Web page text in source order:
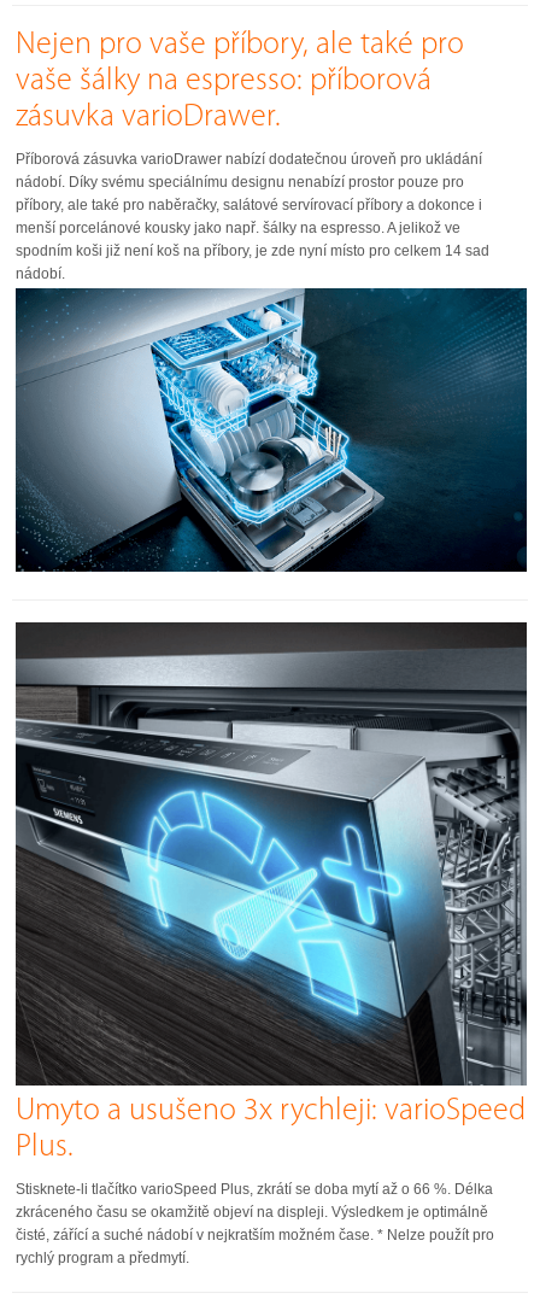
Nejen pro vaše příbory, ale také pro
vaše šálky na espresso: příborová
zásuvka varioDrawer.
Příborová zásuvka varioDrawer nabízí dodatečnou úroveň pro ukládání
nádobí. Díky svému speciálnímu designu nenabízí prostor pouze pro
příbory, ale také pro naběračky, salátové servírovací příbory a dokonce i
menší porcelánové kousky jako např. šálky na espresso. A jelikož ve
spodním koši již není koš na příbory, je zde nyní místo pro celkem 14 sad
nádobí.
Umyto a usušeno 3x rychleji: varioSpeed
Plus.
Stisknete-li tlačítko varioSpeed Plus, zkrátí se doba mytí až o 66 %. Délka
zkráceného času se okamžitě objeví na displeji. Výsledkem je optimálně
čisté, zářící a suché nádobí v nejkratším možném čase. * Nelze použít pro
rychlý program a předmytí.